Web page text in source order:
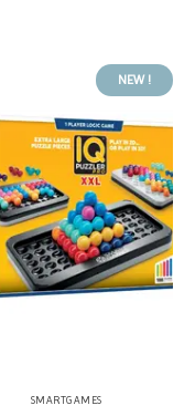
NEW !
SMARTGAMES